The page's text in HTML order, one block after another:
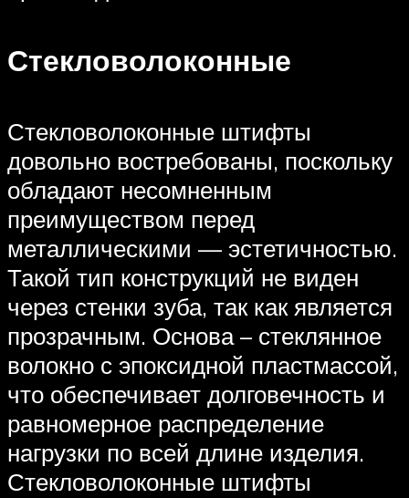
Стекловолоконные
Стекловолоконные штифты
довольно востребованы, поскольку
обладают несомненным
преимуществом перед
металлическими — эстетичностью.
Такой тип конструкций не виден
через стенки зуба, так как является
прозрачным. Основа – стеклянное
волокно с эпоксидной пластмассой,
что обеспечивает долговечность и
равномерное распределение
нагрузки по всей длине изделия.
Стекловолоконные штифты